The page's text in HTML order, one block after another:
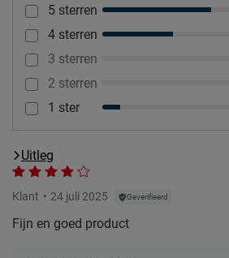
5 sterren
4 sterren
3 sterren
2 sterren
1 ster
Uitleg
Klant 24 juli 2025 Geverifieerd
Fijn en goed product